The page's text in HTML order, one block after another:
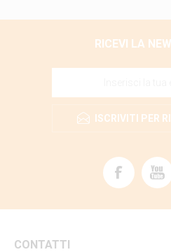
RICEVI LA
ISCRIVITI PER
CONTATTI